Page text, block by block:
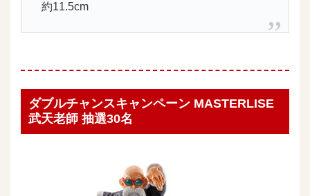
約11.5cm
ダブルチャンスキャンペーン MASTERLISE
武天老師 抽選30名